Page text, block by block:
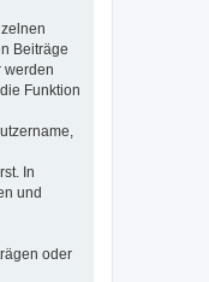
Beiträge
werden
Funktion
In
und
oder